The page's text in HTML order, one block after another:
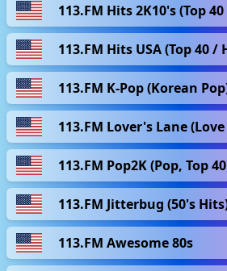
113.FM Hits 2K10's (Top
113.FM Hits USA (Top 40 /
113.FM K-Pop (Korean
113.FM Lover's Lane
113.FM Pop2K (Pop, Top
113.FM Jitterbug (50's
113.FM Awesome 80s